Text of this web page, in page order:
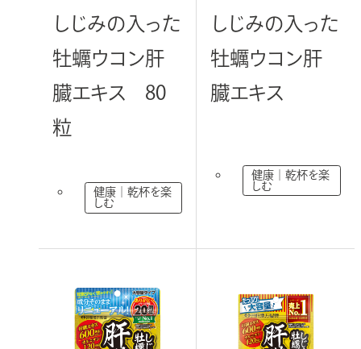
しじみの入った
牡蠣ウコン肝
臓エキス 80
粒
健康｜乾杯を楽
しむ
しじみの入った
牡蠣ウコン肝
臓エキス
健康｜乾杯を楽
しむ